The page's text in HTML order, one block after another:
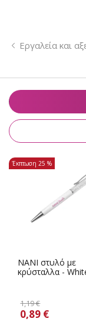
Εργαλεία και
NANI στυλό με
κρύσταλλα -
1,19 €
0,89 €
Έκπτωση 25 %